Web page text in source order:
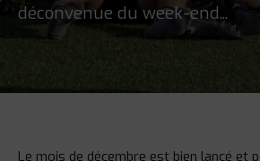
déconvenue du week-end...
Le mois de décembre est bien lancé et